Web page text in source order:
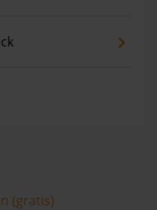
(gratis)